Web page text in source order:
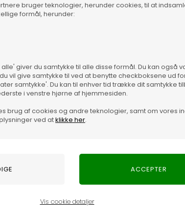
bruger teknologier, herunder cookies, til at
formål, herunder:
giver du samtykke til alle disse formål. Du kan også
vil give samtykke til ved at benytte checkboksene ud
samtykke'. Du kan til enhver tid trække dit samtykke
i venstre hjørne af hjemmesiden.
brug af cookies og andre teknologier, samt om vores
ved atklikke her.
Vis cookie detaljer
Optjen 3% i
Særlige,
Brug dine point
Læs mere